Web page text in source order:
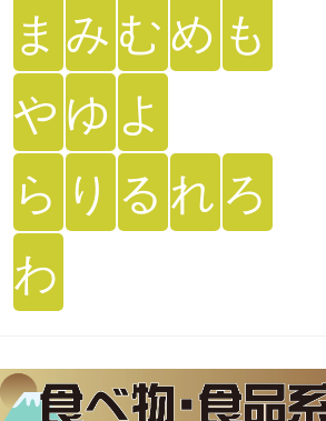
ま み むめ も
や ゆ よ
ら り る れ ろ
わ